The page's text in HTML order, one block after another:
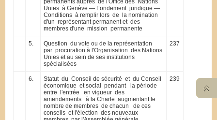
Unies à Genève — Fondement juridique —
Conditions à remplir lors de la nomination
d'un représentant permanent et des
membres d'une mission permanente
5.
Question du vote ou de la représentation
par procuration à l'Organisation des Nations
Unies et au sein de ses institutions
spécialisées
237
6.
Statut du Conseil de sécurité et du Conseil
économique et social pendant la période
entre l'entrée en vigueur des
amendements à la Charte augmentant le
nombre de membres de chacun de ces
conseils et l'élection des nouveaux
239